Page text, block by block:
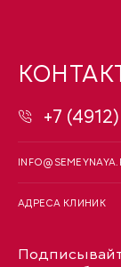
+7
АДРЕСА КЛИНИК